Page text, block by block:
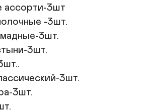
ассорти-3шт
-3шт.
3шт.
3шт.
3шт.
3шт.